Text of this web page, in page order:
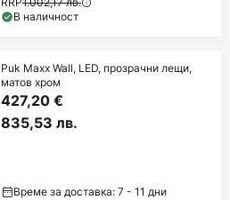
В наличност
Puk Maxx Wall, LED, прозрачни лещи,
матов хром
427,20 €
835,53 лв.
Време за доставка: 7 - 11 дни